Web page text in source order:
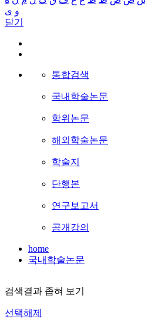
و ی
닫기
통합검색
국내학술논문
학위논문
해외학술논문
학술지
단행본
연구보고서
공개강의
home
국내학술논문
검색결과 좁혀 보기
선택해제